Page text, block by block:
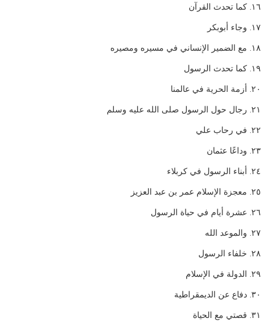
١٦. كما تحدث القرآن
١٧. وجاء أبوبكر
١٨. مع الضمير الإنساني في مسيره ومصيره
١٩. كما تحدث الرسول
٢٠. أزمة الحرية في عالمنا
٢١. رجال حول الرسول صلى الله عليه وسلم
٢٢. في رحاب علي
٢٣. وداعًا عثمان
٢٤. أبناء الرسول في كربلاء
٢٥. معجزة الإسلام عمر بن عبد العزيز
٢٦. عشرة أيام في حياة الرسول
٢٧. والموعد الله
٢٨. خلفاء الرسول
٢٩. الدولة في الإسلام
٣٠. دفاع عن الديمقراطية
٣١. قصتي مع الحياة